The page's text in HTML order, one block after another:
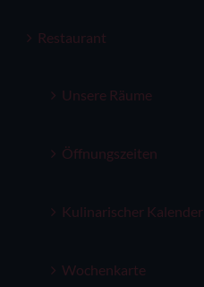
Restaurant
Unsere Räume
Öffnungszeiten
Kulinarischer Kalender
Wochenkarte